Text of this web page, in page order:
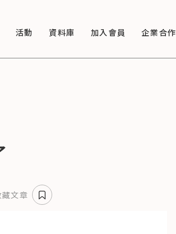
活動 資料庫 加入會員 企業合作
藏文章